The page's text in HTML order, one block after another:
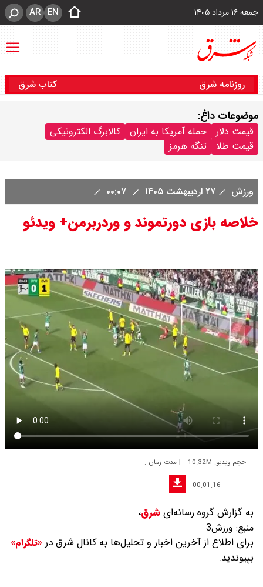
جمعه ۱۶ مرداد ۱۴۰۵ EN
AR
روزنامه شرق کتاب شرق
موضوعات داغ:
قیمت دلار حمله آمریکا به ایران
کالابرگ الکترونیکی
قیمت طلا
تنگه هرمز
ورزش ۲۷ اردیبهشت ۱۴۰۵
خلاصه بازی دورتموند و وردربرمن+ ویدئو
حجم ویدیو: 10.32M |مدت زمان :
00:01:16
به گزارش گروه رسانه‌ایشرق،
منبع: ورزش3
برای اطلاع از آخرین اخبار و تحلیل‌ها به کانال شرق در «تلگرام»
بپیوندید.